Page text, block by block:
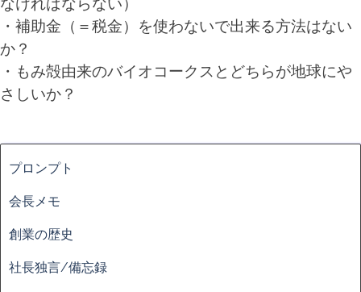
・補助金（＝税金）を使わないで出来る方法はない
か？
・もみ殻由来のバイオコークスとどちらが地球にや
さしいか？
ブロックをスキップ
プロンプト
会長メモ
創業の歴史
社長独言/備忘録